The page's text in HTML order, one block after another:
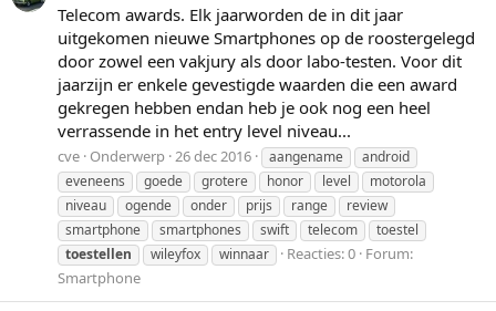
Telecom awards. Elk jaarworden de in dit jaar
uitgekomen nieuwe Smartphones op de roostergelegd
door zowel een vakjury als door labo-testen. Voor dit
jaarzijn er enkele gevestigde waarden die een award
gekregen hebben endan heb je ook nog een heel
verrassende in het entry level niveau...
cve Onderwerp 26 dec 2016 aangename
android
eveneens
goede grotere honor level
motorola
niveau
ogende onder prijs range
review
smartphone
smartphones swift telecom
toestel
toestellen
wileyfox winnaar Reacties: 0 Forum:
Smartphone